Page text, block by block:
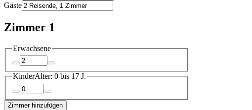
Gäste
Zimmer 1
Erwachsene
KinderAlter: 0 bis 17 J.
Zimmer hinzufügen